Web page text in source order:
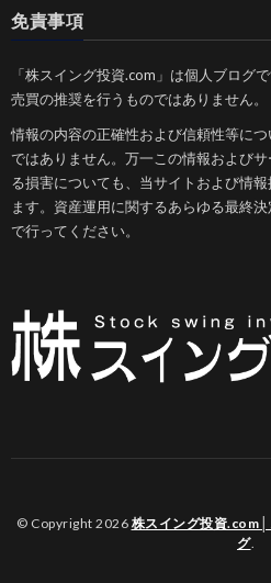
免責事項
「株スイング投資.com」は個人ブログ
売買の推奨を行うものではありません。
情報の内容の正確性および信頼性等に
ではありません。万一この情報および
る損害についても、当サイトおよび情
ます。資産運用に関するあらゆる最終
で行ってください。
© Copyright 2026 株スイング投資
グ.